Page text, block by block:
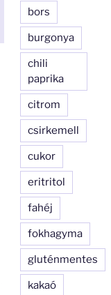
bors
burgonya
chili
paprika
citrom
csirkemell
cukor
eritritol
fahéj
fokhagyma
gluténmentes
kakaó